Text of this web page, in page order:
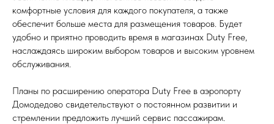
комфортные условия для каждого покупателя, а также
обеспечит больше места для размещения товаров. Будет
удобно и приятно проводить время в магазинах Duty Free,
наслаждаясь широким выбором товаров и высоким уровнем
обслуживания.
Планы по расширению оператора Duty Free в аэропорту
Домодедово свидетельствуют о постоянном развитии и
стремлении предложить лучший сервис пассажирам.